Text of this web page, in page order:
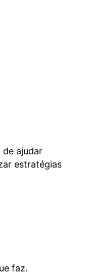
ajudar
estratégias
faz.